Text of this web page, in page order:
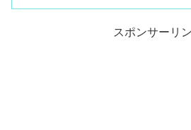
スポンサーリ